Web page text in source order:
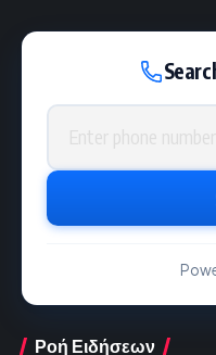
Phone number
Ροή Ειδήσεων